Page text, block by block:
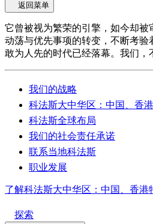
返回菜单
它曾被视为繁荣的引擎，如今却被
动荡与优先事项的转变，不断考验
敢为人先的时代已经落幕。我们，
我们的战略
科法斯大中华区：中国、香
科法斯全球布局
我们的社会责任承诺
联系当地科法斯
职业发展
了解科法斯大中华区：中国、香港
探索